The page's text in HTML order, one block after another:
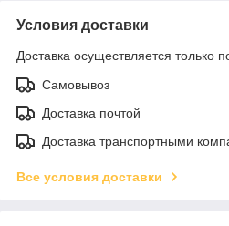
Условия доставки
Доставка осуществляется только
Самовывоз
Доставка почтой
Доставка транспортными
Все условия доставки